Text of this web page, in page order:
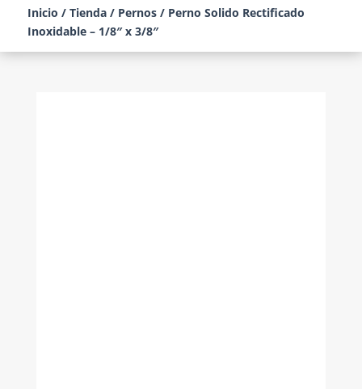
Inicio / Tienda/ Pernos/ Perno Solido Rectificado
Inoxidable – 1/8″ x 3/8″